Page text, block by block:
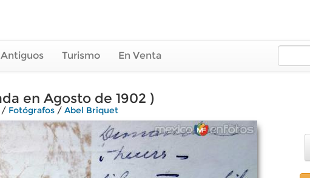
Turismo En Venta
en Agosto de 1902 )
Fotógrafos / Abel Briquet